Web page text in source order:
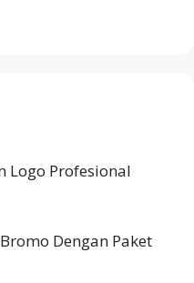
Logo Profesional
Dengan Paket